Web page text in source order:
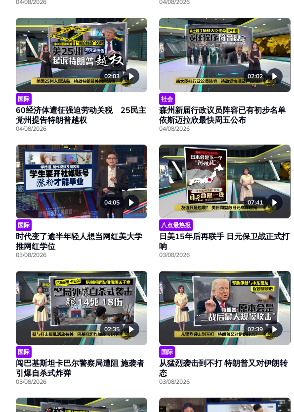
04/08/2026 04/08/2026
02:03
国际
60经济体遭征强迫劳动关税 25民主
党州提告特朗普越权
04/08/2026
02:02
社会
森州新届行政议员阵容已有初步名单
依斯迈拉欣最快周五公布
04/08/2026
04:05
国际
时代变了逾半年轻人想当网红美大学
推网红学位
03/08/2026
07:41
八点最热报
日美15年后再联手 日元保卫战正式打
响
03/08/2026
02:35
国际
闯巴基斯坦卡巴尔警察局遭阻 施袭者
引爆自杀式炸弹
03/08/2026
02:39
国际
从猛烈袭击到不打 特朗普又对伊朗转
态
03/08/2026